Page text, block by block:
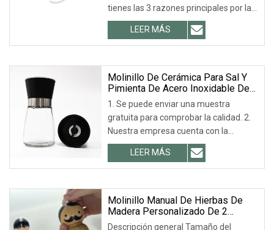
tienes las 3 razones principales por las
que hoy en día se usan molinillos
manuales de sal y pimienta! Este
molinillo es portátil, práctico y amplio.
LEER MÁS
Molinillo De Cerámica Para Sal Y
Pimienta De Acero Inoxidable De
160 Ml Para Hierbas Y Especias.
1. Se puede enviar una muestra
gratuita para comprobar la calidad. 2.
Nuestra empresa cuenta con la
certificación ISO 9001 y es el principal
proveedor de Coca-Cola, LIBBEY, ARC,
TARGET, etc. 3. Escala de proceso: 18+
LEER MÁS
Molinillo Manual De Hierbas De
Madera Personalizado De 2
Pulgadas, Molinillo De Sal Y
Descripción general Tamaño del